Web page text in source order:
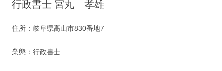
行政書士 宮丸 孝雄
住所：岐阜県高山市830番地7
業態：行政書士